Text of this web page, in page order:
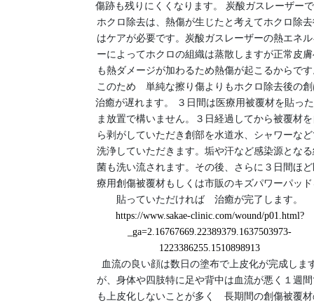
傷跡も残りにくくなります。 炭酸ガスレーザー
ホクロ除去は、熱傷が生じたと考えてホクロ除
はケアが必要です。炭酸ガスレーザーの熱エネ
ーによってホクロの組織は蒸散しますが正常皮
も熱ダメージが加わるため熱傷が起こるからで
このため 単純な擦り傷よりもホクロ除去後の創
治癒が遅れます。 ３日間は医療用被覆材を貼っ
ま放置で構いません。３日経過してから被覆材
ら剥がしていただき創部を水道水、シャワーな
洗浄していただきます。垢や汗など感染源とな
菌も洗い流されます。その後、さらに３日間ほ
療用創傷被覆材もしくは市販のキズパワーパッ
貼っていただければ 治癒が完了します。
https://www.sakae-clinic.com/wound/p01.html?
_ga=2.16767669.22389379.1637503973-
1223386255.1510898913
血流の良い顔は数日の塗布で上皮化が完成しま
が、身体や四肢特に足や背中は血流が悪く１週
も上皮化しないことが多く 長期間の創傷被覆材